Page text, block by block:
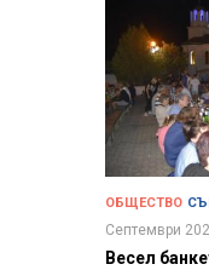
ОБЩЕСТВО
Септември
Весел